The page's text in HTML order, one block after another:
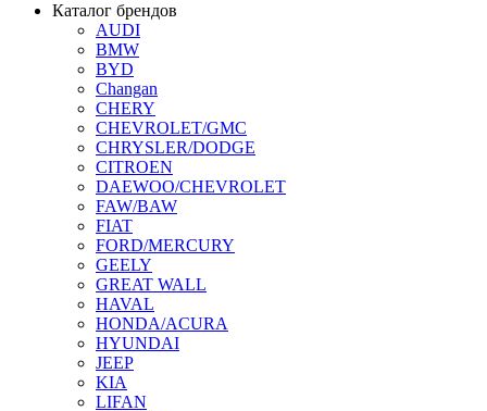
Каталог брендов
AUDI
BMW
BYD
Changan
CHERY
CHEVROLET/GMC
CHRYSLER/DODGE
CITROEN
DAEWOO/CHEVROLET
FAW/BAW
FIAT
FORD/MERCURY
GEELY
GREAT WALL
HAVAL
HONDA/ACURA
HYUNDAI
JEEP
KIA
LIFAN